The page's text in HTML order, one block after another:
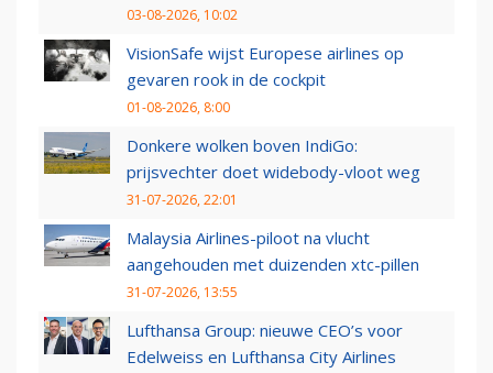
03-08-2026, 10:02
VisionSafe wijst Europese airlines op
gevaren rook in de cockpit
01-08-2026, 8:00
Donkere wolken boven IndiGo:
prijsvechter doet widebody-vloot weg
31-07-2026, 22:01
Malaysia Airlines-piloot na vlucht
aangehouden met duizenden xtc-pillen
31-07-2026, 13:55
Lufthansa Group: nieuwe CEO’s voor
Edelweiss en Lufthansa City Airlines